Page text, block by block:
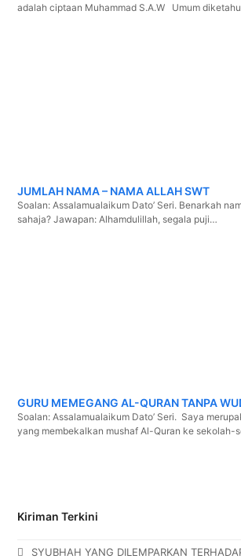
adalah ciptaan Muhammad S.A.W Umum
JUMLAH NAMA – NAMA ALLAH SWT
Soalan: Assalamualaikum Dato’ Seri. Benarkah
sahaja? Jawapan: Alhamdulillah, segala puji…
GURU MEMEGANG AL-QURAN TANPA
Soalan: Assalamualaikum Dato’ Seri. Saya
yang membekalkan mushaf Al-Quran ke sekolah-
Kiriman Terkini
SYUBHAH YANG DILEMPARKAN